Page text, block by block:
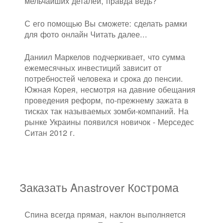
С его помощью Вы сможете: сделать рамки
для фото онлайн Читать далее...
Даниил Маркелов подчеркивает, что сумма
ежемесячных инвестиций зависит от
потребностей человека и срока до пенсии.
Южная Корея, несмотря на давние обещания
проведения реформ, по-прежнему зажата в
тисках так называемых зомби-компаний. На
рынке Украины появился новичок - Мерседес
Ситан 2012 г.
Заказать Anastrover Кострома
Спина всегда прямая, наклон выполняется